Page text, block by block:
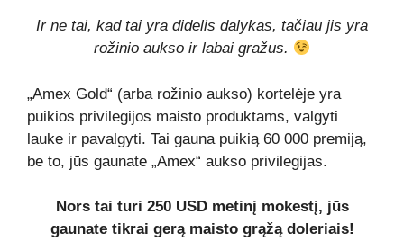
Ir ne tai, kad tai yra didelis dalykas, tačiau jis yra
rožinio aukso ir labai gražus.
„Amex Gold“ (arba rožinio aukso) kortelėje yra
puikios privilegijos maisto produktams, valgyti
lauke ir pavalgyti. Tai gauna puikią 60 000 premiją,
be to, jūs gaunate „Amex“ aukso privilegijas.
Nors tai turi 250 USD metinį mokestį, jūs
gaunate tikrai gerą maisto grąžą doleriais!